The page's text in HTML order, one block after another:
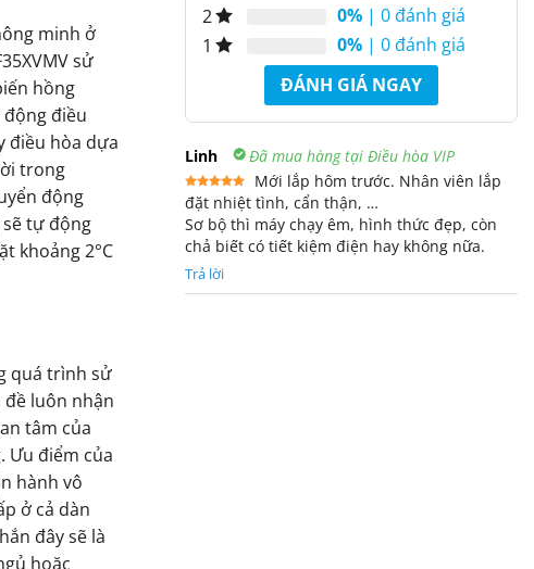
minh ở
sử
hồng
điều
điều hòa dựa
trong
động
tự động
khoảng 2°C
quá trình sử
đề luôn nhận
tâm của
Ưu điểm của
hành vô
ở cả dàn
đây sẽ là
hoặc
2
0% | 0 đánh giá
1
0% | 0 đánh giá
ĐÁNH GIÁ NGAY
Linh Đã mua hàng tại Điều hòa VIP
Được xếp
hạng 55
sao
Mới lắp hôm trước. Nhân viên lắp
đặt nhiệt tình, cẩn thận, …
Sơ bộ thì máy chạy êm, hình thức đẹp, còn
chả biết có tiết kiệm điện hay không nữa.
Trả lời